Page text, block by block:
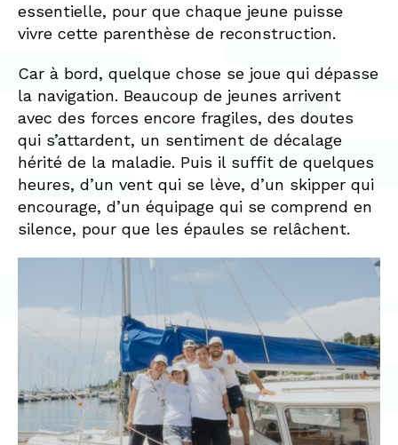
essentielle, pour que chaque jeune puisse
vivre cette parenthèse de reconstruction.
Car à bord, quelque chose se joue qui dépasse
la navigation. Beaucoup de jeunes arrivent
avec des forces encore fragiles, des doutes
qui s’attardent, un sentiment de décalage
hérité de la maladie. Puis il suffit de quelques
heures, d’un vent qui se lève, d’un skipper qui
encourage, d’un équipage qui se comprend en
silence, pour que les épaules se relâchent.